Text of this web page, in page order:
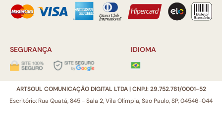
SEGURANÇA IDIOMA
ARTSOUL COMUNICAÇÃO DIGITAL LTDA | CNPJ: 29.752.781/0001-52
Escritório: Rua Quatá, 845 - Sala 2, Vila Olímpia, São Paulo, SP, 04546-044